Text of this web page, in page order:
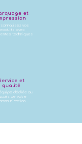
et
vos
avec
techniques
et
qualité
dédiée au
de votre